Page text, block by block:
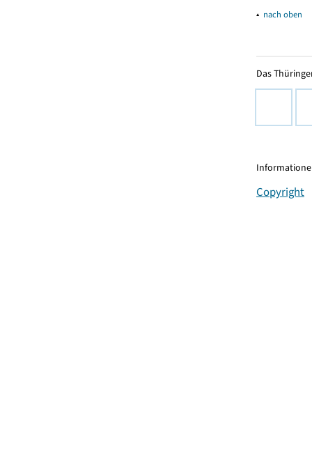
▴ nach oben
Das
Copyright